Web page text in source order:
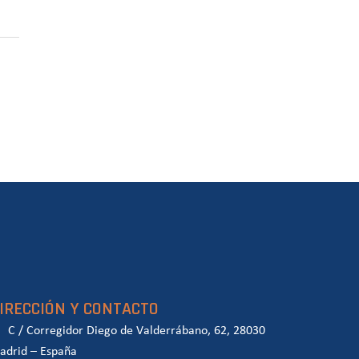
Y CONTACTO
C / Corregidor Diego de Valderrábano, 62, 28030
– España